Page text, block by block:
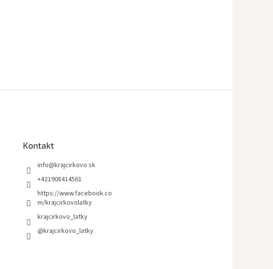
Kontakt
info@krajcirkovo.sk
+421908414561
https://www.facebook.co
m/krajcirkovolatky
krajcirkovo_latky
@krajcirkovo_latky